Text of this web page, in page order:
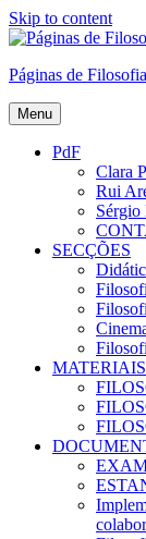
Skip to content
Páginas de Filosofia
Menu
PdF
Clara
Rui
Sérgio
SECÇÕES
MATERIAIS